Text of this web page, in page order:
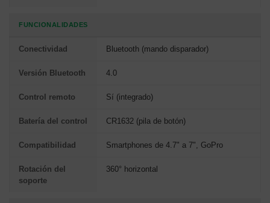
FUNCIONALIDADES
Conectividad Bluetooth (mando disparador)
Versión Bluetooth 4.0
Control remoto Sí (integrado)
Batería del control CR1632 (pila de botón)
Compatibilidad Smartphones de 4.7" a 7", GoPro
Rotación del
soporte
360° horizontal